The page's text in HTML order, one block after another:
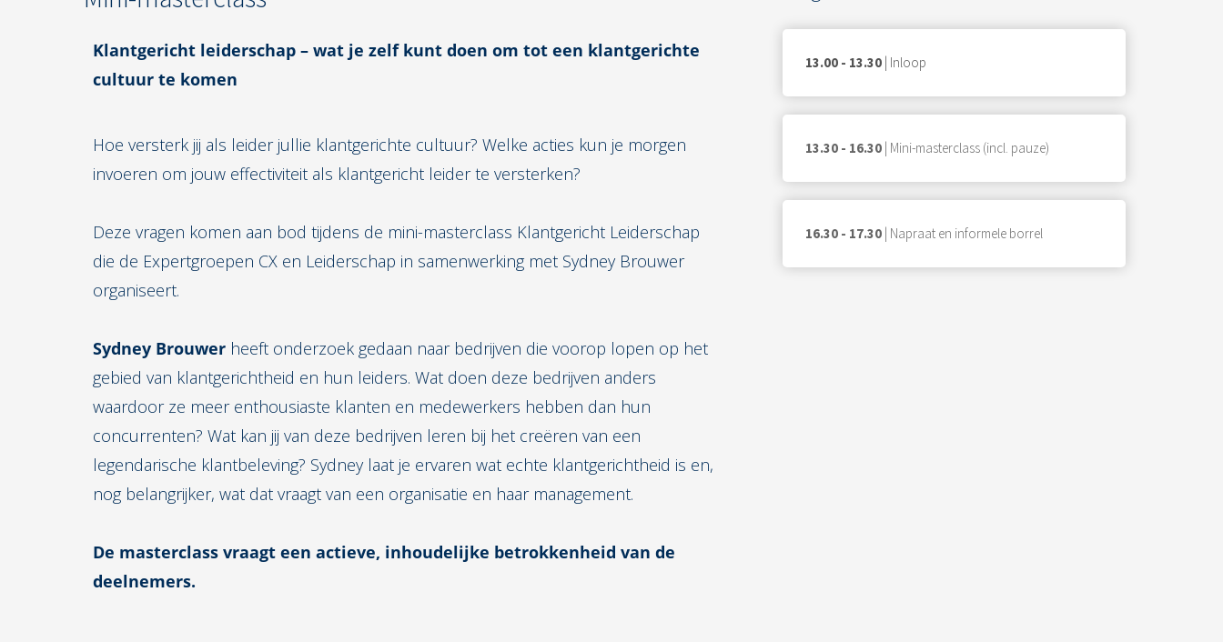
Klantgericht leiderschap – wat je zelf kunt doen om tot een klantgerichte
cultuur te komen
Hoe versterk jij als leider jullie klantgerichte cultuur? Welke acties kun je morgen
invoeren om jouw effectiviteit als klantgericht leider te versterken?
Deze vragen komen aan bod tijdens de mini-masterclass Klantgericht Leiderschap
die de Expertgroepen CX en Leiderschap in samenwerking met Sydney Brouwer
organiseert.
Sydney Brouwer heeft onderzoek gedaan naar bedrijven die voorop lopen op het
gebied van klantgerichtheid en hun leiders. Wat doen deze bedrijven anders
waardoor ze meer enthousiaste klanten en medewerkers hebben dan hun
concurrenten? Wat kan jij van deze bedrijven leren bij het creëren van een
legendarische klantbeleving? Sydney laat je ervaren wat echte klantgerichtheid is en,
nog belangrijker, wat dat vraagt van een organisatie en haar management.
De masterclass vraagt een actieve, inhoudelijke betrokkenheid van de
deelnemers.
13.00 - 13.30 | Inloop
13.30 - 16.30 | Mini-masterclass (incl. pauze)
16.30 - 17.30 | Napraat en informele borrel